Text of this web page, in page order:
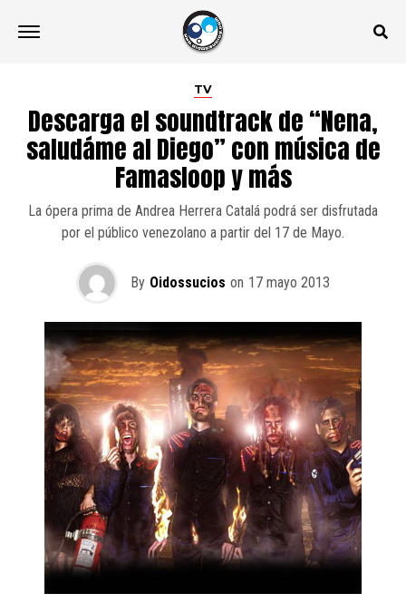
TV
Descarga el soundtrack de “Nena,
saludáme al Diego” con música de
Famasloop y más
La ópera prima de Andrea Herrera Catalá podrá ser disfrutada
por el público venezolano a partir del 17 de Mayo.
By Oidossucios on 17 mayo 2013